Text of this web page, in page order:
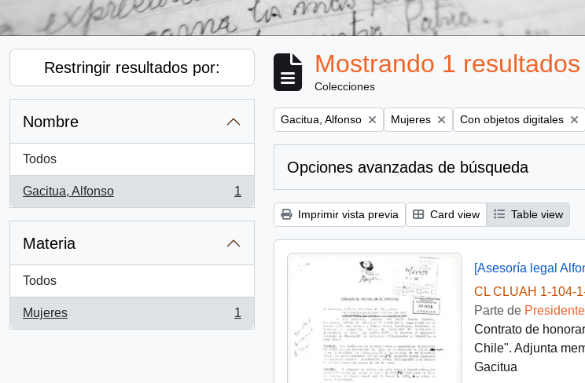
Restringir resultados por:
Nombre
Todos
Gacitua, Alfonso
, 1 resultados
1
Materia
Todos
Mujeres
, 1 resultados
1
Mostrando 1 resultados
Colecciones
Remove filter:
Gacitua, Alfonso Remove filter:
Mujeres Remove filter:
Con objetos digitales
Opciones avanzadas de búsqueda
Imprimir vista previa Card view Table view
[Asesoría legal
CL CLUAH 1-104-
Parte de
Contrato de
Chile". Adjunta
Gacitua